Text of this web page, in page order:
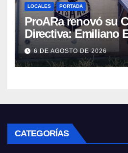
LOCALES PORTADA
ProARa renovó su
Directiva: Emiliano
el nuevo Presidente
6 DE AGOSTO DE 2026
CATEGORÍAS